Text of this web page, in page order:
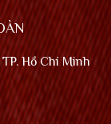
Hồ Chí Minh